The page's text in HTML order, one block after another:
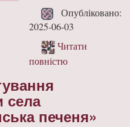
Опубліковано:
2025-06-03
Читати
повністю
села
печеня»